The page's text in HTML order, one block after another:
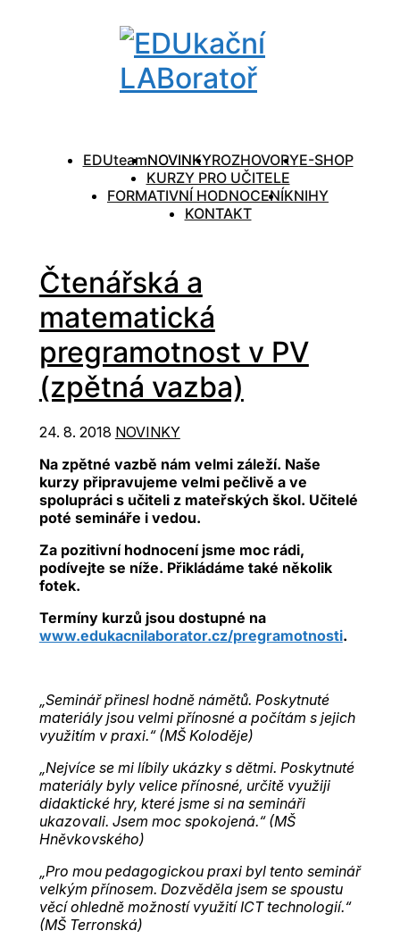
EDUteamNOVINKYROZHOVORYE-SHOP
KURZY PRO UČITELE
FORMATIVNÍ HODNOCENÍKNIHY
KONTAKT
Čtenářská a
matematická
pregramotnost v PV
(zpětná vazba)
24. 8. 2018 NOVINKY
Na zpětné vazbě nám velmi záleží. Naše
kurzy připravujeme velmi pečlivě a ve
spolupráci s učiteli z mateřských škol. Učitelé
poté semináře i vedou.
Za pozitivní hodnocení jsme moc rádi,
podívejte se níže. Přikládáme také několik
fotek.
Termíny kurzů jsou dostupné na
www.edukacnilaborator.cz/pregramotnosti.
„Seminář přinesl hodně námětů. Poskytnuté
materiály jsou velmi přínosné a počítám s jejich
využitím v praxi.“ (MŠ Koloděje)
„Nejvíce se mi líbily ukázky s dětmi. Poskytnuté
materiály byly velice přínosné, určitě využiji
didaktické hry, které jsme si na semináři
ukazovali. Jsem moc spokojená.“ (MŠ
Hněvkovského)
„Pro mou pedagogickou praxi byl tento seminář
velkým přínosem. Dozvěděla jsem se spoustu
věcí ohledně možností využití ICT technologií.“
(MŠ Terronská)